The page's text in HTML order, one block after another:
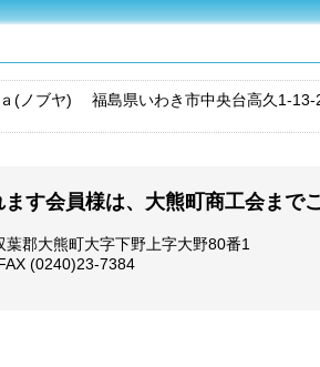
(ノブヤ) 福島県いわき市中央台高久1-
す会員様は、大熊町商工会まで
郡大熊町大字下野上字大野80番1
(0240)23-7384